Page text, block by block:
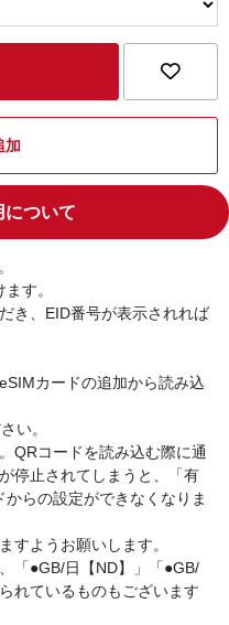
加
ついて
す。
き、EID番号が表示されれば
カードの追加から読み込
い。
QRコードを読み込む際に通
停止されてしまうと、「有
らの設定ができなくなりま
すようお願いします。
「●GB/日【ND】」「●GB/
れているものもございます